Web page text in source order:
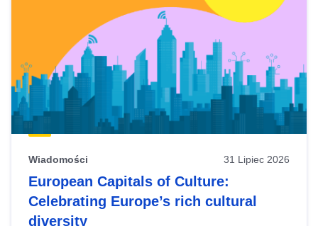
Wiadomości 31 Lipiec 2026
European Capitals of Culture:
Celebrating Europe’s rich cultural
diversity